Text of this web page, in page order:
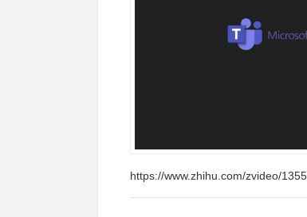
https://www.zhihu.com/zvideo/